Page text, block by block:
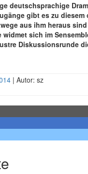
deutschsprachige
gibt es zu diesem
aus ihm heraus
widmet sich im
Diskussionsrunde
| Autor: sz